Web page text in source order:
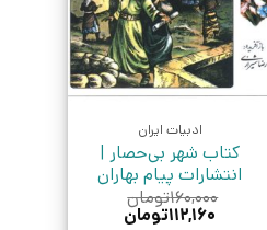
ادبیات ایران
کتاب شهر بی‌حصار |
انتشارات پیام بهاران
۱۶۰,۰۰۰تومان
قیمت
۱۱۲,۱۶۰تومانقیمت